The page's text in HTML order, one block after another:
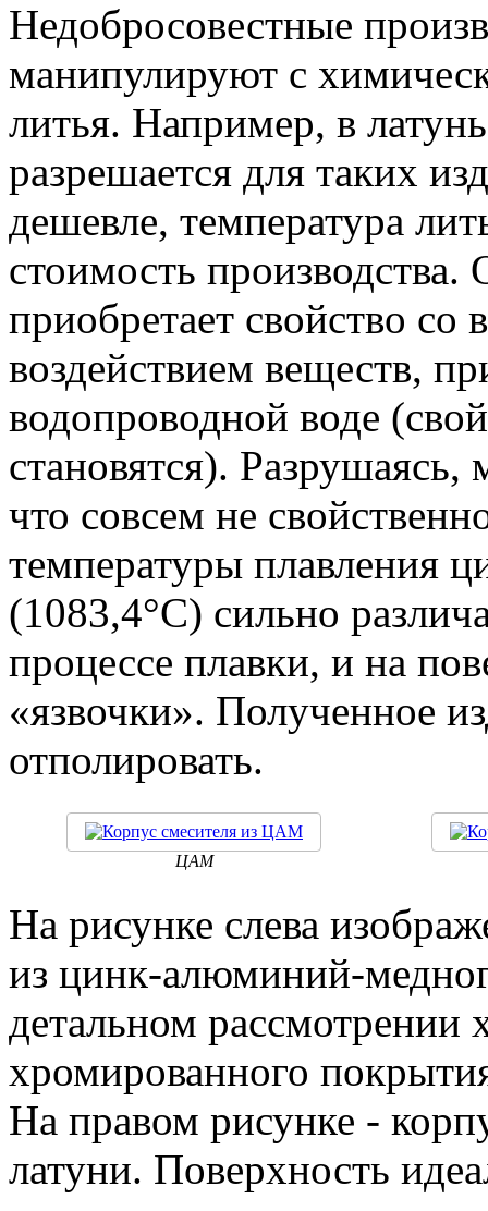
Недобросовестные
манипулируют с
литья. Например, в
разрешается для таких
дешевле, температура
стоимость производства.
приобретает свойство со
воздействием веществ,
водопроводной воде
становятся). Разрушаясь,
что совсем не
температуры плавления
(1083,4°С) сильно
процессе плавки, и на
«язвочки». Полученное
отполировать.
ЦАМ
На рисунке слева
из цинк-алюминий-
детальном
хромированного
На правом рисунке -
латуни. Поверхность